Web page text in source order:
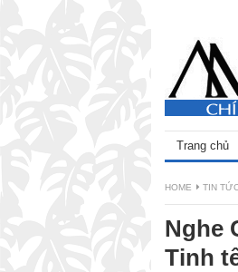
Trang chủ
HOME TIN
Nghe
Tinh